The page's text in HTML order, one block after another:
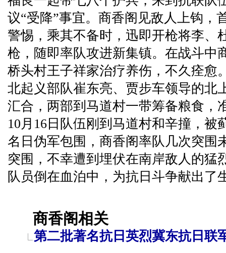
议“受降”事宜。商香阁见敌人上钩，
警惕，乘其不备时，迅即开枪将李、
枪，随即率队攻进新集镇。在战斗中
桥头村王子祥家治疗养伤，不久痊愈
北起义部队崔东亮、贾步车领导的北
汇合，两部到马道村一带筹备粮食，
10月16日队伍刚到马道村和辛撞，被
名日伪军包围，商香阁率队几次突围
突围，不幸遭到埋伏在南岸敌人的猛
队员倒在血泊中，为抗日斗争献出了
商香阁相关
第二批著名抗日英烈冀东抗日联